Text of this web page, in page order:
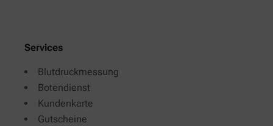
Services
Blutdruckmessung
Botendienst
Kundenkarte
Gutscheine